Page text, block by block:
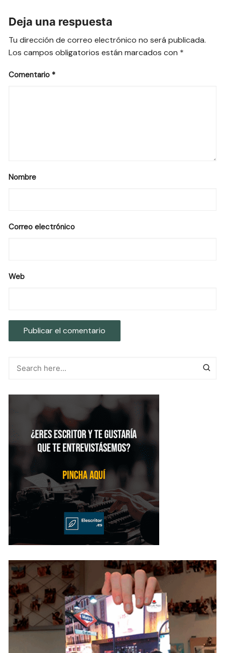
Deja una respuesta
Tu dirección de correo electrónico no será publicada.
Los campos obligatorios están marcados con *
Comentario *
Nombre
Correo electrónico
Web